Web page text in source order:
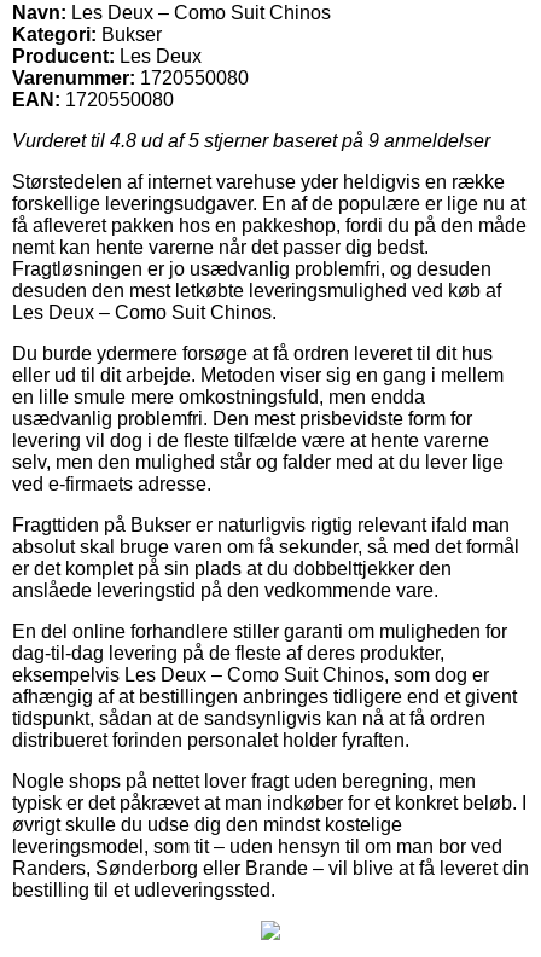
Navn: Les Deux – Como Suit Chinos
Kategori: Bukser
Producent: Les Deux
Varenummer: 1720550080
EAN: 1720550080
Vurderet til 4.8 ud af 5 stjerner baseret på 9 anmeldelser
Størstedelen af internet varehuse yder heldigvis en række
forskellige leveringsudgaver. En af de populære er lige nu at
få afleveret pakken hos en pakkeshop, fordi du på den måde
nemt kan hente varerne når det passer dig bedst.
Fragtløsningen er jo usædvanlig problemfri, og desuden
desuden den mest letkøbte leveringsmulighed ved køb af
Les Deux – Como Suit Chinos.
Du burde ydermere forsøge at få ordren leveret til dit hus
eller ud til dit arbejde. Metoden viser sig en gang i mellem
en lille smule mere omkostningsfuld, men endda
usædvanlig problemfri. Den mest prisbevidste form for
levering vil dog i de fleste tilfælde være at hente varerne
selv, men den mulighed står og falder med at du lever lige
ved e-firmaets adresse.
Fragttiden på Bukser er naturligvis rigtig relevant ifald man
absolut skal bruge varen om få sekunder, så med det formål
er det komplet på sin plads at du dobbelttjekker den
anslåede leveringstid på den vedkommende vare.
En del online forhandlere stiller garanti om muligheden for
dag-til-dag levering på de fleste af deres produkter,
eksempelvis Les Deux – Como Suit Chinos, som dog er
afhængig af at bestillingen anbringes tidligere end et givent
tidspunkt, sådan at de sandsynligvis kan nå at få ordren
distribueret forinden personalet holder fyraften.
Nogle shops på nettet lover fragt uden beregning, men
typisk er det påkrævet at man indkøber for et konkret beløb. I
øvrigt skulle du udse dig den mindst kostelige
leveringsmodel, som tit – uden hensyn til om man bor ved
Randers, Sønderborg eller Brande – vil blive at få leveret din
bestilling til et udleveringssted.